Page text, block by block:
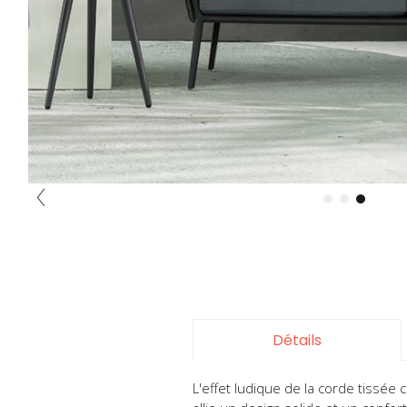
Détails
L'effet ludique de la corde tissée